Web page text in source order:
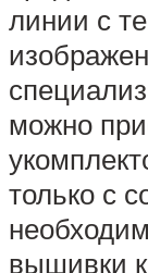
линии с
можно
только с
вышивки